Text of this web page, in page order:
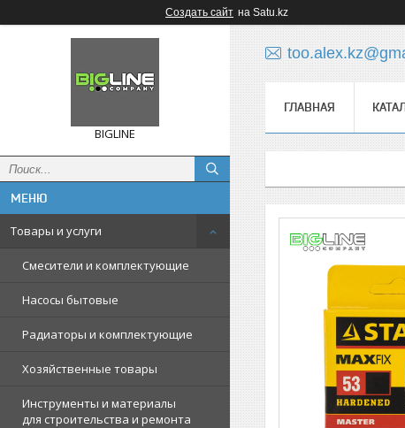
Создать сайт на Satu.kz
BIGLINE
Товары и услуги
Смесители и комплектующие
Насосы бытовые
Радиаторы и комплектующие
Хозяйственные товары
Инструменты и материалы
для строительства и ремонта
ГЛАВНАЯ